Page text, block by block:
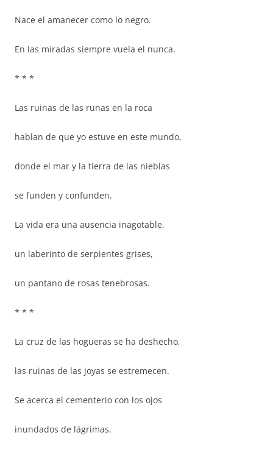
Nace el amanecer como lo negro.
En las miradas siempre vuela el nunca.
* * *
Las ruinas de las runas en la roca
hablan de que yo estuve en este mundo,
donde el mar y la tierra de las nieblas
se funden y confunden.
La vida era una ausencia inagotable,
un laberinto de serpientes grises,
un pantano de rosas tenebrosas.
* * *
La cruz de las hogueras se ha deshecho,
las ruinas de las joyas se estremecen.
Se acerca el cementerio con los ojos
inundados de lágrimas.